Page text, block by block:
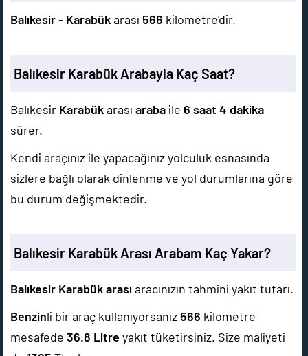
Balıkesir- Karabükarası 566 kilometre'dir.
Balıkesir Karabük Arabayla Kaç Saat?
Balıkesir Karabükarası araba ile 6 saat 4 dakika
sürer.
Kendi araçınız ile yapacağınız yolculuk esnasında
sizlere bağlı olarak dinlenme ve yol durumlarına göre
bu durum değişmektedir.
Balıkesir Karabük Arası Arabam Kaç Yakar?
Balıkesir Karabük arasıaracınızın tahmini yakıt tutarı.
Benzinli bir araç kullanıyorsanız 566 kilometre
mesafede 36.8 Litre yakıt tüketirsiniz. Size maliyeti